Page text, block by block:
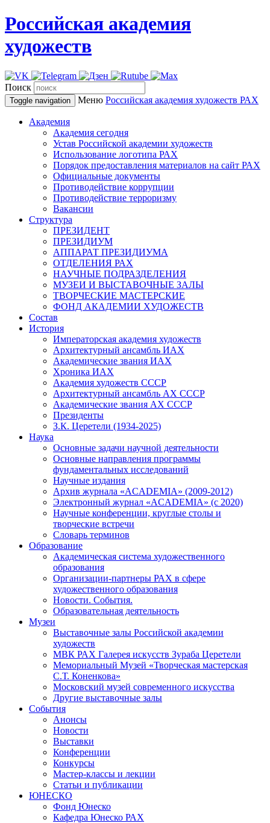
Российская академия
художеств
Поиск
Toggle navigation Меню Российская академия художеств РАХ
Академия
Академия сегодня
Устав Российской академии художеств
Использование логотипа РАХ
Порядок предоставления материалов на сайт РАХ
Официальные документы
Противодействие коррупции
Противодействие терроризму
Вакансии
Структура
ПРЕЗИДЕНТ
ПРЕЗИДИУМ
АППАРАТ ПРЕЗИДИУМА
ОТДЕЛЕНИЯ РАХ
НАУЧНЫЕ ПОДРАЗДЕЛЕНИЯ
МУЗЕИ И ВЫСТАВОЧНЫЕ ЗАЛЫ
ТВОРЧЕСКИЕ МАСТЕРСКИЕ
ФОНД АКАДЕМИИ ХУДОЖЕСТВ
Состав
История
Императорская академия художеств
Архитектурный ансамбль ИАХ
Академические звания ИАХ
Хроника ИАХ
Академия художеств СССР
Архитектурный ансамбль АХ СССР
Академические звания АХ СССР
Президенты
З.К. Церетели (1934-2025)
Наука
Основные задачи научной деятельности
Основные направления программы
фундаментальных исследований
Научные издания
Архив журнала «ACADEMIA» (2009-2012)
Электронный журнал «ACADEMIA» (с 2020)
Научные конференции, круглые столы и
творческие встречи
Словарь терминов
Образование
Академическая система художественного
образования
Организации-партнеры РАХ в сфере
художественного образования
Новости. События.
Образовательная деятельность
Музеи
Выставочные залы Российской академии
художеств
МВК РАХ Галерея искусств Зураба Церетели
Мемориальный Музей «Творческая мастерская
С.Т. Коненкова»
Московский музей современного искусства
Другие выставочные залы
События
Анонсы
Новости
Выставки
Конференции
Конкурсы
Мастер-классы и лекции
Статьи и публикации
ЮНЕСКО
Фонд Юнеско
Кафедра Юнеско РАХ